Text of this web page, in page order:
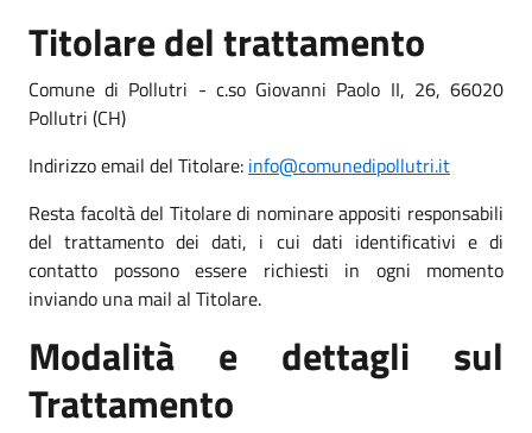
Titolare del trattamento
Comune di Pollutri - c.so Giovanni Paolo II, 26, 66020
Pollutri (CH)
Indirizzo email del Titolare: info@comunedipollutri.it
Resta facoltà del Titolare di nominare appositi responsabili
del trattamento dei dati, i cui dati identificativi e di
contatto possono essere richiesti in ogni momento
inviando una mail al Titolare.
Modalità e dettagli sul
Trattamento